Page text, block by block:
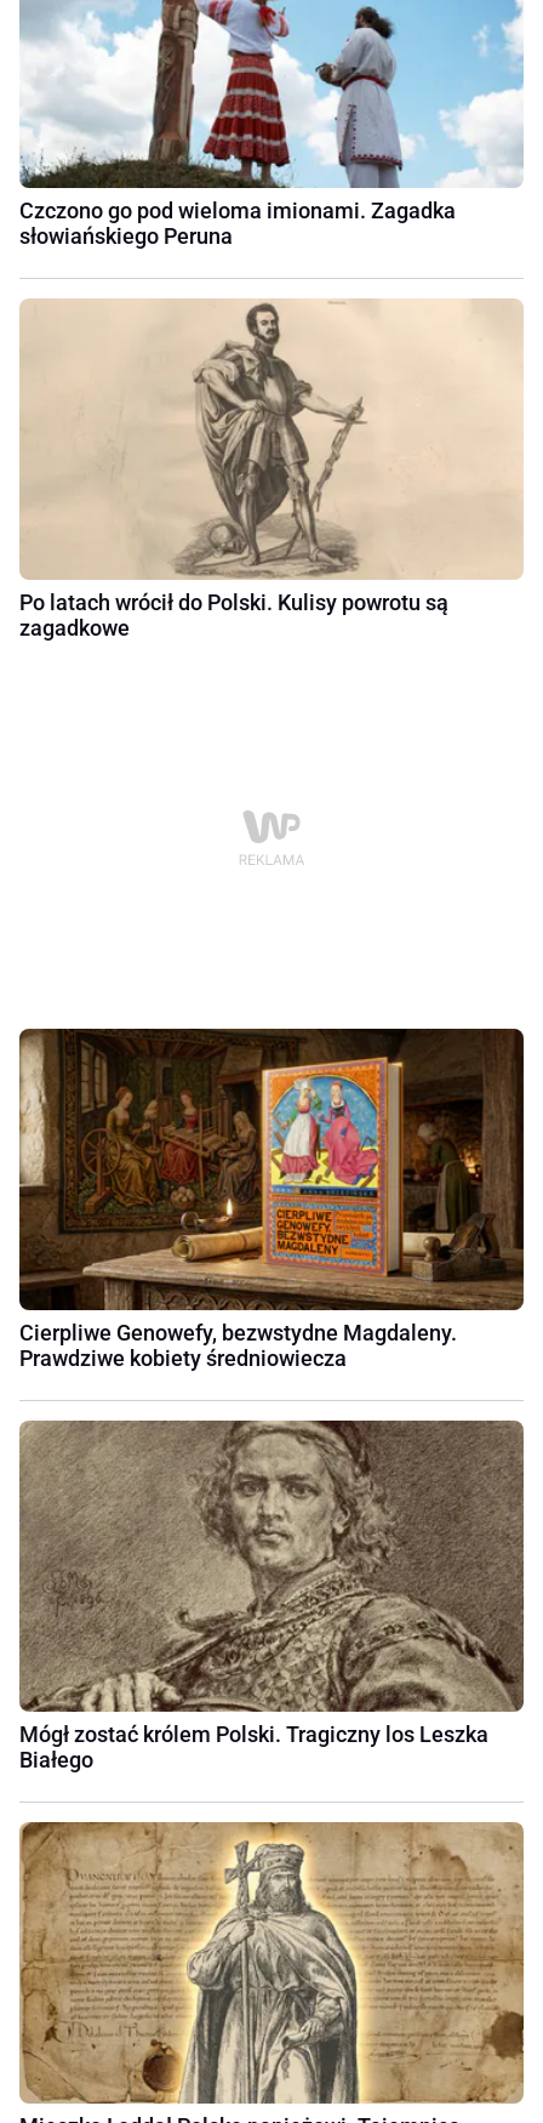
Czczono go pod wieloma imionami. Zagadka
słowiańskiego Peruna
Po latach wrócił do Polski. Kulisy powrotu są
zagadkowe
Cierpliwe Genowefy, bezwstydne Magdaleny.
Prawdziwe kobiety średniowiecza
Mógł zostać królem Polski. Tragiczny los Leszka
Białego